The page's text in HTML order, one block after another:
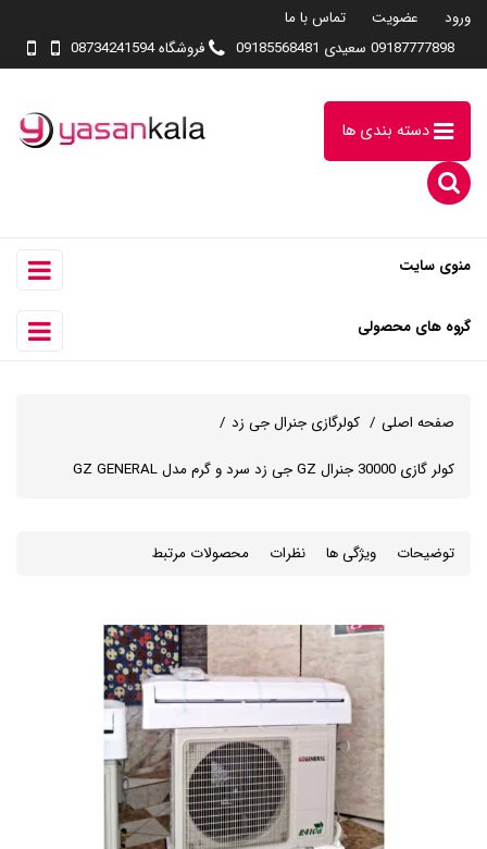
ورود عضویت
تماس با ما
09187777898 سعیدی 09185568481
فروشگاه 08734241594
دسته بندی ها
منوی سایت
گروه های محصولی
صفحه اصلی کولرگازی جنرال جی زد
کولر گازی 30000 جنرال GZ جی زد سرد و گرم مدل GZ GENERAL
توضیحات ویژگی ها نظرات محصولات مرتبط